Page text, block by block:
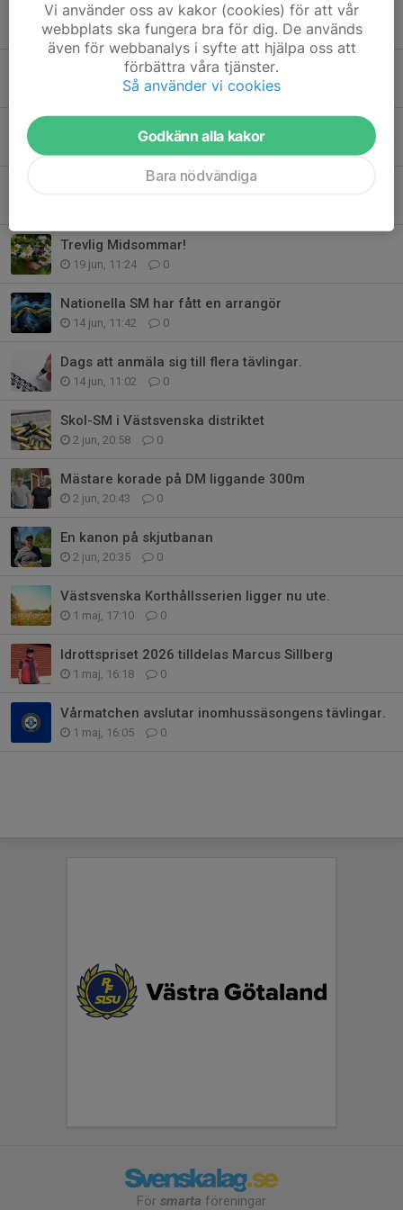
2026 års DM är avgjord
4 jul, 23:47 0
Nytt datum för Flundreträffen
30 jun, 12:47 0
Bohusträffen och Västra Götalandsmästerskap
Korthållsserien är igång
Trevlig Midsommar!
19 jun, 11:24 0
Nationella SM har fått en arrangör
14 jun, 11:42 0
Dags att anmäla sig till flera tävlingar.
14 jun, 11:02 0
Skol-SM i Västsvenska distriktet
2 jun, 20:58 0
Mästare korade på DM liggande 300m
2 jun, 20:43 0
En kanon på skjutbanan
2 jun, 20:35 0
Västsvenska Korthållsserien ligger nu ute.
1 maj, 17:10 0
Idrottspriset 2026 tilldelas Marcus Sillberg
1 maj, 16:18 0
Vårmatchen avslutar inomhussäsongens tävlingar.
1 maj, 16:05 0
För smarta föreningar
Vi använder oss av kakor (cookies) för att vår
webbplats ska fungera bra för dig. De används
även för webbanalys i syfte att hjälpa oss att
förbättra våra tjänster.
Så använder vi cookies
Godkänn alla kakor
Bara nödvändiga